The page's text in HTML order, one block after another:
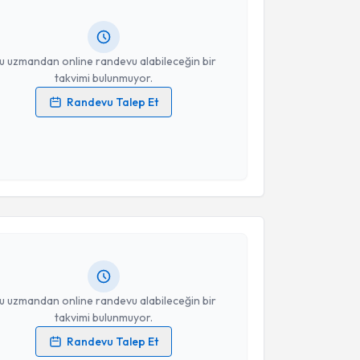
uzmandan online randevu alabileceğin bir
takvimi bulunmuyor.
Randevu Talep Et
verilerimin işlenmesine ilişkinAydınlatma Metni
Takvim Talebini Gönder
uzmandan online randevu alabileceğin bir
takvimi bulunmuyor.
Randevu Talep Et
Serhat Erdeviriçin randevu takvimi talebi
bu uzmandan randevu almanız için bir takvim